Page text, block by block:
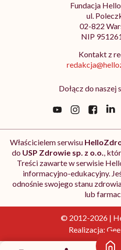
Fundacja
ul.
02-822
NIP
Kontakt z
Dołącz do naszej
Właścicielem serwisu
do USP Zdrowie sp. z o.o. ,
Treści zawarte w serwisie
informacyjno-edukacyjny.
odnośnie swojego stanu
lub
© 2012-2026 |
Realizacja: